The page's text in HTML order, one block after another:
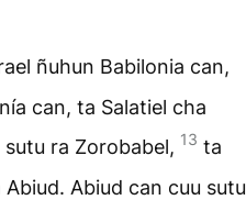
ñuhun Babilonia can,
can, ta Salatiel cha
ra Zorobabel, 13 ta
Abiud can cuu sutu